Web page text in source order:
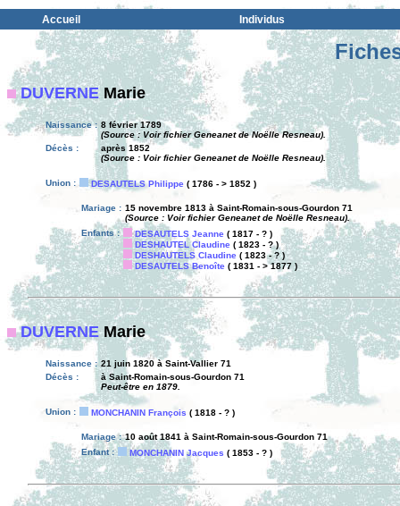
Accueil Individus
DUVERNE Marie
Naissance : 8 février 1789
(Source : Voir fichier Geneanet de Noëlle Resneau).
Décès :
après 1852
(Source : Voir fichier Geneanet de Noëlle Resneau).
Union : DESAUTELS Philippe ( 1786 - > 1852 )
Mariage : 15 novembre 1813 à Saint-Romain-sous-Gourdon 71
(Source : Voir fichier Geneanet de Noëlle Resneau).
Enfants :
DESAUTELS Jeanne ( 1817 - ? )
DESHAUTEL Claudine ( 1823 - ? )
DESHAUTELS Claudine ( 1823 - ? )
DESAUTELS Benoîte ( 1831 - > 1877 )
DUVERNEMarie
Naissance : 21 juin 1820 à Saint-Vallier 71
Décès :
à Saint-Romain-sous-Gourdon 71
Peut-être en 1879.
Union : MONCHANIN François ( 1818 - ? )
Mariage : 10 août 1841 à Saint-Romain-sous-Gourdon 71
Enfant :
MONCHANIN Jacques ( 1853 - ? )